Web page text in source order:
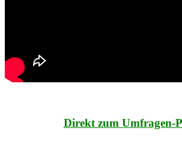
Direkt zum Umfragen-